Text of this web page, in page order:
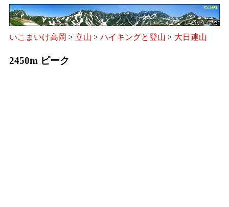
いこまいけ高岡 > 立山 > ハイキングと登山 > 大日連山
2450m ピーク